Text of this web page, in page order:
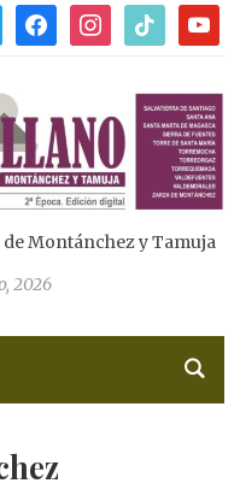
facebookinstagram
tiktok
Montánchez y Tamuja
2026